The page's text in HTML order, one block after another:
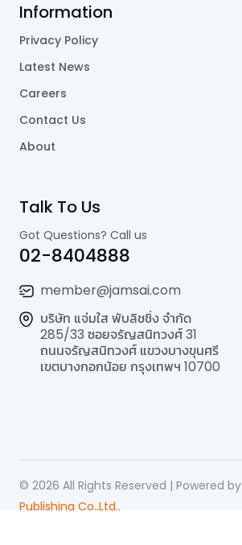
Information
Privacy Policy
Latest News
Careers
Contact Us
About
Talk To Us
Got Questions? Call us
02-8404888
member@jamsai.com
บริษัท แจ่มใส พับลิชชิ่ง จำกัด
285/33 ซอยจรัญสนิทวงศ์ 31
ถนนจรัญสนิทวงศ์ แขวงบางขุนศรี
เขตบางกอกน้อย กรุงเทพฯ 10700
© 2026 All Rights Reserved | Powered by
Publishing Co.,Ltd..